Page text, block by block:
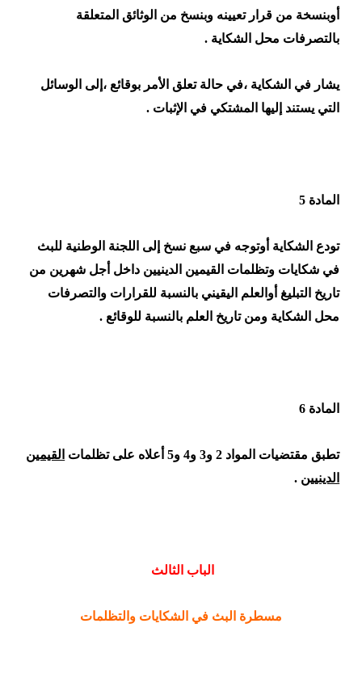
أوبنسخة من قرار تعيينه وبنسخ من الوثائق المتعلقة
بالتصرفات محل الشكاية .
يشار في الشكاية ،في حالة تعلق الأمر بوقائع ،إلى الوسائل
التي يستند إليها المشتكي في الإثبات .
المادة 5
تودع الشكاية أوتوجه في سبع نسخ إلى اللجنة الوطنية للبث
في شكايات وتظلمات القيمين الدينيين داخل أجل شهرين من
تاريخ التبليغ أوالعلم اليقيني بالنسبة للقرارات والتصرفات
محل الشكاية ومن تاريخ العلم بالنسبة للوقائع .
المادة 6
تطبق مقتضيات المواد 2 و3 و4 و5 أعلاه على تظلمات
القيمين
الدينيين .
الباب الثالث
مسطرة البث في الشكايات والتظلمات